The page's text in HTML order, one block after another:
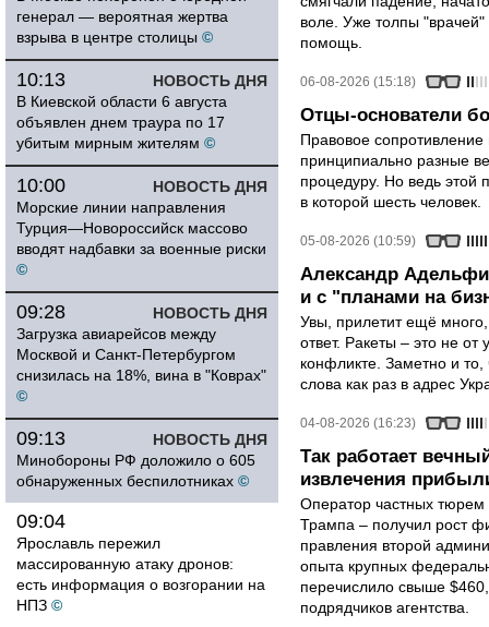
генерал — вероятная жертва
взрыва в центре столицы ©
НОВОСТЬ ДНЯ
10:13
В Киевской области 6 августа
объявлен днем траура по 17
убитым мирным жителям ©
НОВОСТЬ ДНЯ
10:00
Морские линии направления
Турция—Новороссийск массово
вводят надбавки за военные риски
©
НОВОСТЬ ДНЯ
09:28
Загрузка авиарейсов между
Москвой и Санкт-Петербургом
снизилась на 18%, вина в "Коврах"
©
НОВОСТЬ ДНЯ
09:13
Минобороны РФ доложило о 605
обнаруженных беспилотниках ©
09:04
Ярославль пережил
массированную атаку дронов:
есть информация о возгорании на
НПЗ ©
воле. Уже толпы
помощь.
06-08-2026 (15:18)
Отцы-основатели
Правовое
принципиально разные
процедуру. Но ведь этой
в которой шесть человек.
05-08-2026 (10:59)
Александр
и с "планами на
Увы, прилетит ещё
ответ. Ракеты – это не от
конфликте. Заметно и
слова как раз в адрес
04-08-2026 (16:23)
Так работает
извлечения
Оператор частных тюрем
Трампа – получил рост
правления второй
опыта крупных
перечислило свыше
подрядчиков агентства.